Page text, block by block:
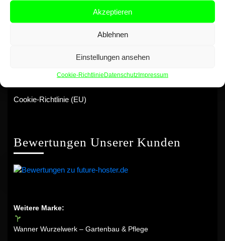
Akzeptieren
Ablehnen
Einstellungen ansehen
Cookie-RichtlinieDatenschutzImpressum
Cookie-Richtlinie (EU)
Bewertungen Unserer Kunden
Weitere Marke:
Wanner Wurzelwerk – Gartenbau & Pflege